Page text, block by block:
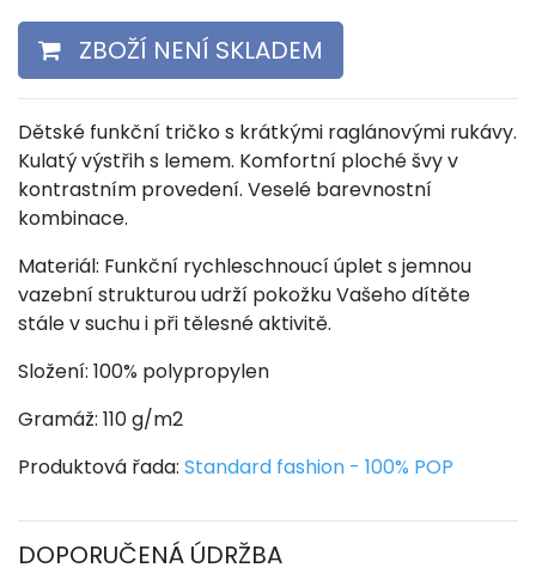
ZBOŽÍ NENÍ SKLADEM
Dětské funkční tričko s krátkými raglánovými rukávy.
Kulatý výstřih s lemem. Komfortní ploché švy v
kontrastním provedení. Veselé barevnostní
kombinace.
Materiál: Funkční rychleschnoucí úplet s jemnou
vazební strukturou udrží pokožku Vašeho dítěte
stále v suchu i při tělesné aktivitě.
Složení: 100% polypropylen
Gramáž: 110 g/m2
Produktová řada: Standard fashion - 100% POP
DOPORUČENÁ ÚDRŽBA